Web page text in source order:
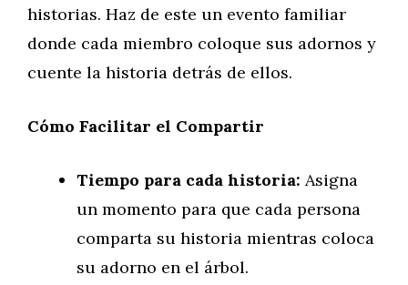
historias. Haz de este un evento familiar
donde cada miembro coloque sus adornos y
cuente la historia detrás de ellos.
Cómo Facilitar el Compartir
Tiempo para cada historia: Asigna
un momento para que cada persona
comparta su historia mientras coloca
su adorno en el árbol.